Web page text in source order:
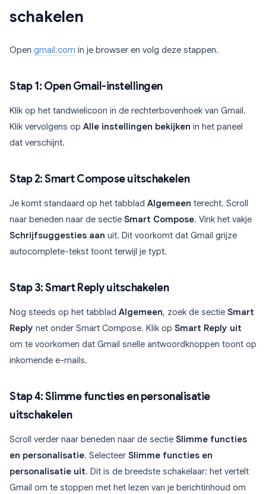
schakelen
Open gmail.com in je browser en volg deze stappen.
Stap 1: Open Gmail-instellingen
Klik op het tandwielicoon in de rechterbovenhoek van Gmail.
Klik vervolgens op Alle instellingen bekijken in het paneel
dat verschijnt.
Stap 2: Smart Compose uitschakelen
Je komt standaard op het tabblad Algemeen terecht. Scroll
naar beneden naar de sectie Smart Compose. Vink het vakje
Schrijfsuggesties aan uit. Dit voorkomt dat Gmail grijze
autocomplete-tekst toont terwijl je typt.
Stap 3: Smart Reply uitschakelen
Nog steeds op het tabblad Algemeen, zoek de sectie Smart
Reply net onder Smart Compose. Klik op Smart Reply uit
om te voorkomen dat Gmail snelle antwoordknoppen toont op
inkomende e-mails.
Stap 4: Slimme functies en personalisatie
uitschakelen
Scroll verder naar beneden naar de sectie Slimme functies
en personalisatie. Selecteer Slimme functies en
personalisatie uit. Dit is de breedste schakelaar: het vertelt
Gmail om te stoppen met het lezen van je berichtinhoud om